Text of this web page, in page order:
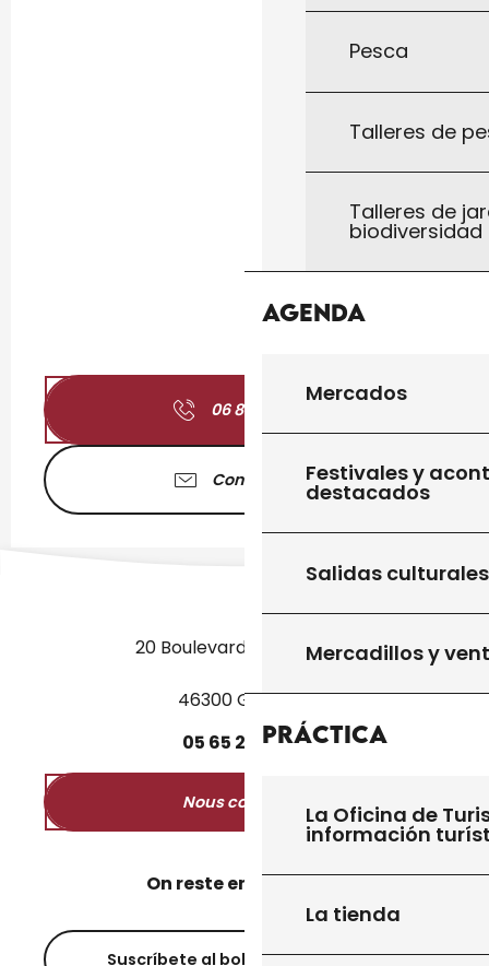
Pesca
Talleres de
Talleres de
biodiversidad
Agenda
Mercados
Festivales y
destacados
Salidas culturales
Mercadillos y
Práctica
La Oficina de
información
La tienda
06 80 17 14
Contáctenos
20 Boulevard des Martyrs
46300 Gourdon
05 65 27 5250
Nous contacter
On reste en contact ?
Suscríbete al boletín informativo